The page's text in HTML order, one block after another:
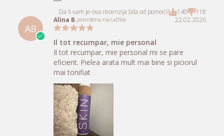
BI
Budu I.potvrđena narudžba 24.02.2026
Recomand
Este un produs bun,il recomand.
Recenzija se odnosi na proizvod
Oil